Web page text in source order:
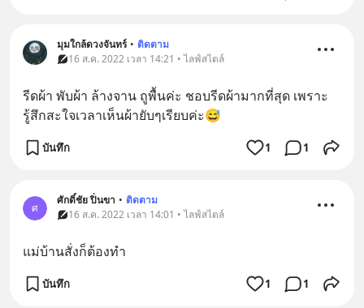
มุมใกล้ดวงจันทร์ • ติดตาม
16 ส.ค. 2022 เวลา 14:21 • ไลฟ์สไตล์
รีดผ้า พับผ้า ล้างจาน ถูพื้นค่ะ ชอบรีดผ้ามากที่สุด เพราะ
รู้สึกสะใจเวลาเห็นผ้ายับๆเรียบค่ะ😅
บันทึก 1 1
ศ
ศักดิ์ชัย ปิ่นขา • ติดตาม
16 ส.ค. 2022 เวลา 14:01 • ไลฟ์สไตล์
แม่บ้านสั่งก็ต้องทำ
บันทึก 1 1